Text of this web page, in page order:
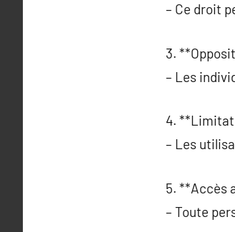
– Ce droit
3.
– Les
4.
– Les
5. **Accès
– Toute